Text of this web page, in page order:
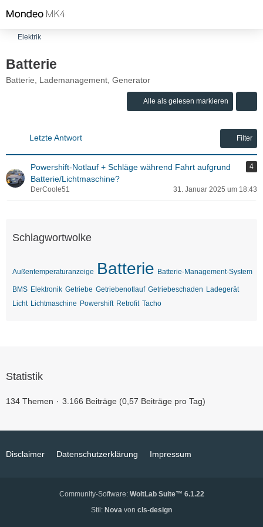
Elektrik
Batterie
Batterie, Lademanagement, Generator
Alle als gelesen markieren
Letzte Antwort Filter
Powershift-Notlauf + Schläge während Fahrt aufgrund
Batterie/Lichtmaschine?
4
DerCoole51 31. Januar 2025 um 18:43
Schlagwortwolke
Außentemperaturanzeige Batterie Batterie-Management-System
BMS Elektronik Getriebe Getriebenotlauf Getriebeschaden Ladegerät
Licht Lichtmaschine Powershift Retrofit Tacho
Statistik
134 Themen 3.166 Beiträge (0,57 Beiträge pro Tag)
Disclaimer Datenschutzerklärung Impressum
Community-Software: WoltLab Suite™ 6.1.22
Stil: Nova von cls-design